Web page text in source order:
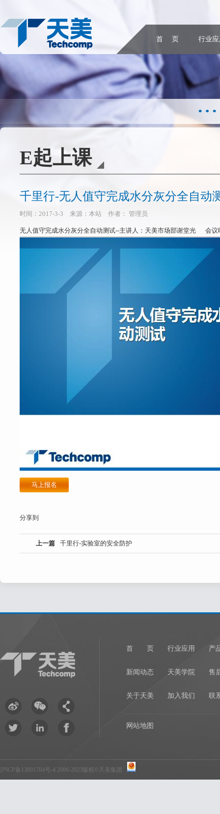
首 页 行业
E起上课
千里行-无人值守完成水分灰分全自动
时间：2017-3-3 来源：本站 作者： 管理员
无人值守完成水分灰分全自动测试--主讲人：天美市场部谢堂光 会议
马上报名
分享到
上一篇 千里行-实验室的安全防护
首 页 行业应用 产
新闻动态 天美学院 售
关于天美 加入我们 联
网站地图
沪ICP备13001704号-4 2006-2023版权©天美集团